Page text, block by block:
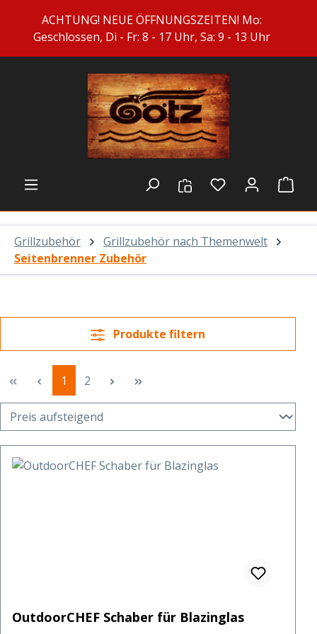
Zum Hauptinhalt springen
ACHTUNG! NEUE ÖFFNUNGSZEITEN! Mo:
Geschlossen, Di - Fr: 8 - 17 Uhr, Sa: 9 - 13 Uhr
Du hast 0
Grillzubehör
Grillzubehör nach Themenwelt
Seitenbrenner Zubehör
Produkte filtern
Seite
1 Seite
2
OutdoorCHEF Schaber für Blazinglas